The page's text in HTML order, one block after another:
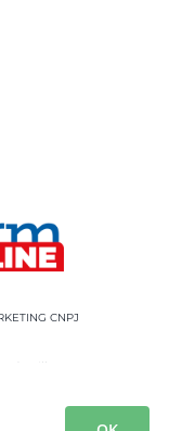
CNPJ
Filho -
+55 79